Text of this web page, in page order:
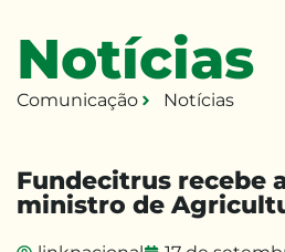
Notícias
Comunicação Notícias
Fundecitrus recebe
ministro de